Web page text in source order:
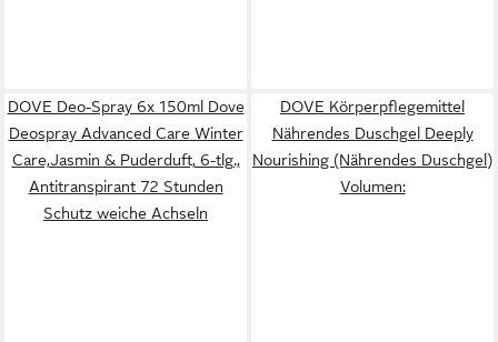
DOVE Deo-Spray 6x 150ml Dove
Deospray Advanced Care Winter
Care,Jasmin & Puderduft, 6-tlg.,
Antitranspirant 72 Stunden
Schutz weiche Achseln
DOVE Körperpflegemittel
Nährendes Duschgel Deeply
Nourishing (Nährendes Duschgel)
Volumen: